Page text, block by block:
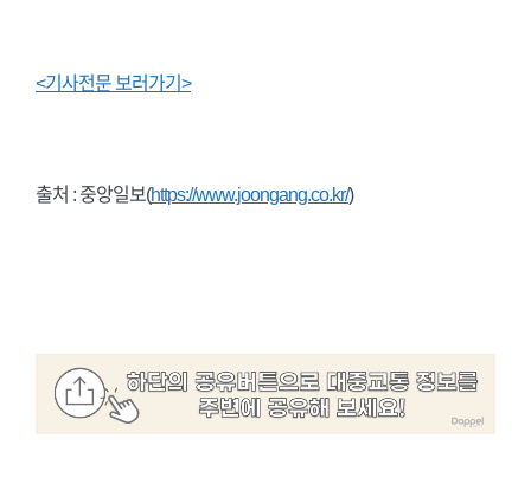
<기사전문 보러가기>
출처 : 중앙일보(https://www.joongang.co.kr/)